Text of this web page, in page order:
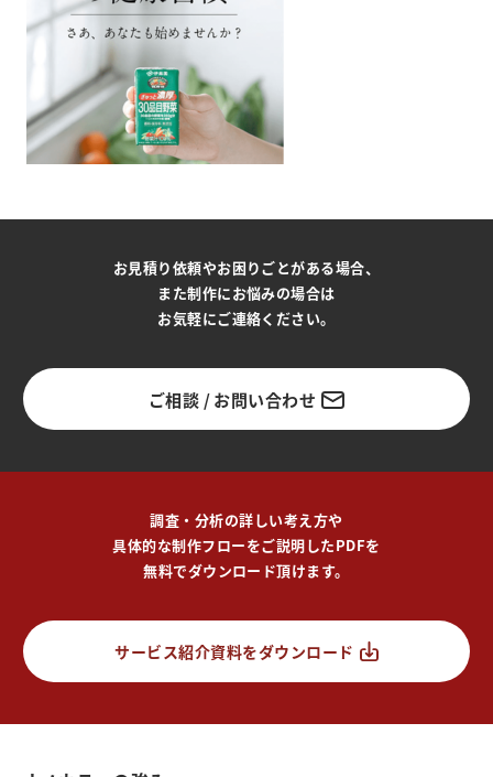
お見積り依頼やお困りごとがある場合、
また制作にお悩みの場合は
お気軽にご連絡ください。
ご相談 / お問い合わせ
調査・分析の詳しい考え方や
具体的な制作フローをご説明したPDFを
無料でダウンロード頂けます。
サービス紹介資料をダウンロード